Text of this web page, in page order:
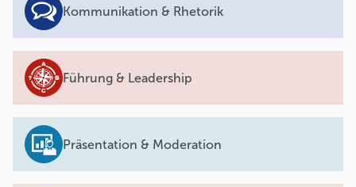
Kommunikation & Rhetorik
Führung & Leadership
Präsentation & Moderation